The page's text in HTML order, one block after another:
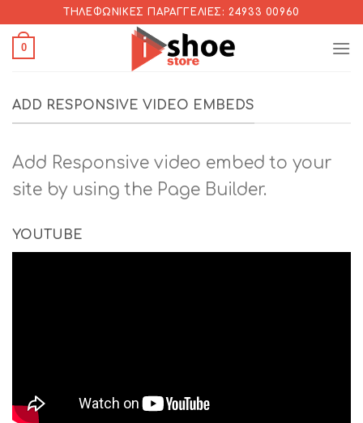
to
content
ΤΗΛΕΦΩΝΙΚΈΣ ΠΑΡΑΓΓΕΛΊΕΣ: 24933 00960
0
ADD RESPONSIVE VIDEO EMBEDS
Add Responsive video embed to your
site by using the Page Builder.
YOUTUBE